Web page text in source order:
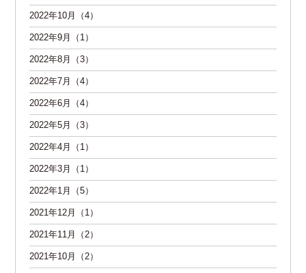
2022年10月（4）
2022年9月（1）
2022年8月（3）
2022年7月（4）
2022年6月（4）
2022年5月（3）
2022年4月（1）
2022年3月（1）
2022年1月（5）
2021年12月（1）
2021年11月（2）
2021年10月（2）